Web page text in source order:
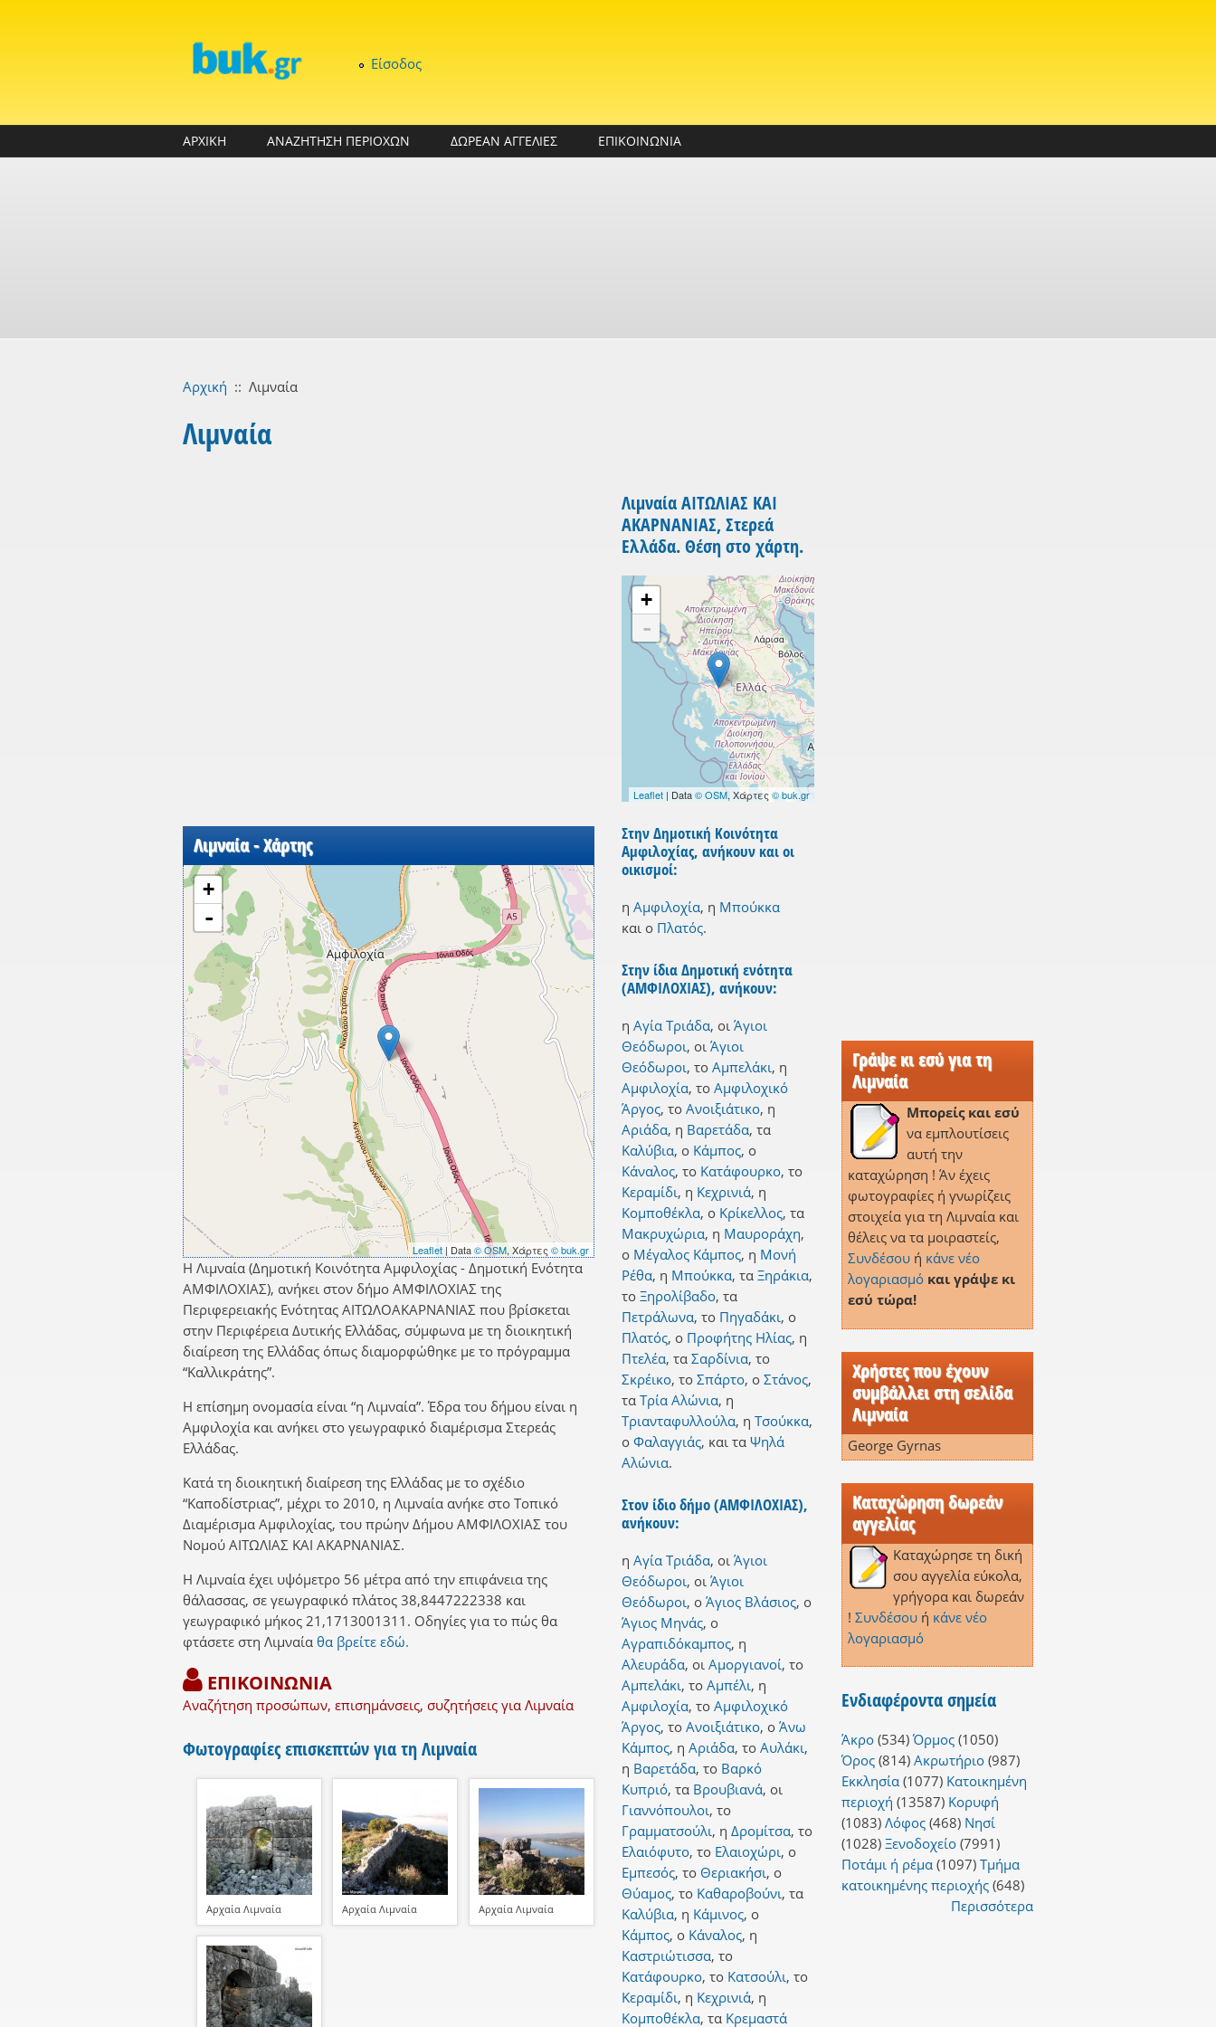
Είσοδος
ΑΡΧΙΚΗ ΑΝΑΖΗΤΗΣΗ ΠΕΡΙΟΧΩΝ ΔΩΡΕΑΝ ΑΓΓΕΛΙΕΣ ΕΠΙΚΟΙΝΩΝΙΑ
Αρχική :: Λιμναία
Λιμναία
Λιμναία - Χάρτης
+
-
Leaflet | Data© OSM, Χάρτες © buk.gr
Η Λιμναία (Δημοτική Κοινότητα Αμφιλοχίας - Δημοτική Ενότητα
ΑΜΦΙΛΟΧΙΑΣ), ανήκει στον δήμο ΑΜΦΙΛΟΧΙΑΣ της
Περιφερειακής Ενότητας ΑΙΤΩΛΟΑΚΑΡΝΑΝΙΑΣ που βρίσκεται
στην Περιφέρεια Δυτικής Ελλάδας, σύμφωνα με τη διοικητική
διαίρεση της Ελλάδας όπως διαμορφώθηκε με το πρόγραμμα
“Καλλικράτης”.
Η επίσημη ονομασία είναι “η Λιμναία”. Έδρα του δήμου είναι η
Αμφιλοχία και ανήκει στο γεωγραφικό διαμέρισμα Στερεάς
Ελλάδας.
Κατά τη διοικητική διαίρεση της Ελλάδας με το σχέδιο
“Καποδίστριας”, μέχρι το 2010, η Λιμναία ανήκε στο Τοπικό
Διαμέρισμα Αμφιλοχίας, του πρώην Δήμου ΑΜΦΙΛΟΧΙΑΣ του
Νομού ΑΙΤΩΛΙΑΣ ΚΑΙ ΑΚΑΡΝΑΝΙΑΣ.
Η Λιμναία έχει υψόμετρο 56 μέτρα από την επιφάνεια της
θάλασσας, σε γεωγραφικό πλάτος 38,8447222338 και
γεωγραφικό μήκος 21,1713001311. Οδηγίες για το πώς θα
φτάσετε στη Λιμναία θα βρείτε εδώ.
ΕΠΙΚΟΙΝΩΝΙΑ
Αναζήτηση προσώπων, επισημάνσεις, συζητήσεις για Λιμναία
Φωτογραφίες επισκεπτών για τη Λιμναία
Αρχαία Λιμναία Αρχαία Λιμναία Αρχαία Λιμναία
Λιμναία ΑΙΤΩΛΙΑΣ ΚΑΙ
ΑΚΑΡΝΑΝΙΑΣ, Στερεά
Ελλάδα. Θέση στο χάρτη.
+
-
Leaflet| Data© OSM, Χάρτες© buk.gr
Στην Δημοτική Κοινότητα
Αμφιλοχίας, ανήκουν και οι
οικισμοί:
η Αμφιλοχία, η Μπούκκα
και ο Πλατός.
Στην ίδια Δημοτική ενότητα
(ΑΜΦΙΛΟΧΙΑΣ), ανήκουν:
η Αγία Τριάδα, οι Άγιοι
Θεόδωροι, οι Άγιοι
Θεόδωροι, το Αμπελάκι, η
Αμφιλοχία, το Αμφιλοχικό
Άργος, το Ανοιξιάτικο, η
Αριάδα, η Βαρετάδα, τα
Καλύβια, ο Κάμπος, ο
Κάναλος, το Κατάφουρκο, το
Κεραμίδι, η Κεχρινιά, η
Κομποθέκλα, ο Κρίκελλος, τα
Μακρυχώρια, η Μαυροράχη,
ο Μέγαλος Κάμπος, η Μονή
Ρέθα, η Μπούκκα, τα Ξηράκια,
το Ξηρολίβαδο, τα
Πετράλωνα, το Πηγαδάκι, ο
Πλατός, ο Προφήτης Ηλίας, η
Πτελέα, τα Σαρδίνια, το
Σκρέικο, το Σπάρτο, ο Στάνος,
τα Τρία Αλώνια, η
Τριανταφυλλούλα, η Τσούκκα,
ο Φαλαγγιάς, και τα Ψηλά
Αλώνια.
Στον ίδιο δήμο (ΑΜΦΙΛΟΧΙΑΣ),
ανήκουν:
η Αγία Τριάδα, οι Άγιοι
Θεόδωροι, οι Άγιοι
Θεόδωροι, ο Άγιος Βλάσιος, ο
Άγιος Μηνάς, ο
Αγραπιδόκαμπος, η
Αλευράδα, οι Αμοργιανοί, το
Αμπελάκι, το Αμπέλι, η
Αμφιλοχία, το Αμφιλοχικό
Άργος, το Ανοιξιάτικο, ο Άνω
Κάμπος, η Αριάδα, το Αυλάκι,
η Βαρετάδα, το Βαρκό
Κυπριό, τα Βρουβιανά, οι
Γιαννόπουλοι, το
Γραμματσούλι, η Δρομίτσα, το
Ελαιόφυτο, το Ελαιοχώρι, ο
Εμπεσός, το Θεριακήσι, ο
Θύαμος, το Καθαροβούνι, τα
Καλύβια, η Κάμινος, ο
Κάμπος, ο Κάναλος, η
Καστριώτισσα, το
Κατάφουρκο, το Κατσούλι, το
Κεραμίδι, η Κεχρινιά, η
Κομποθέκλα, τα Κρεμαστά
Γράψε κι εσύ για τη
Λιμναία
Μπορείς και εσύ
να εμπλουτίσεις
αυτή την
καταχώρηση ! Άν έχεις
φωτογραφίες ή γνωρίζεις
στοιχεία για τη Λιμναία και
θέλεις να τα μοιραστείς,
Συνδέσουή κάνε νέο
λογαριασμό και γράψε κι
εσύ τώρα!
Χρήστες που έχουν
συμβάλλει στη σελίδα
Λιμναία
George Gyrnas
Καταχώρηση δωρεάν
αγγελίας
Καταχώρησε τη δική
σου αγγελία εύκολα,
γρήγορα και δωρεάν
! Συνδέσουή κάνε νέο
λογαριασμό
Ενδιαφέροντα σημεία
Άκρο(534) Όρμος(1050)
Όρος(814) Ακρωτήριο(987)
Εκκλησία(1077) Κατοικημένη
περιοχή (13587) Κορυφή
(1083) Λόφος(468) Νησί
(1028) Ξενοδοχείο(7991)
Ποτάμι ή ρέμα(1097) Τμήμα
κατοικημένης περιοχής(648)
Περισσότερα